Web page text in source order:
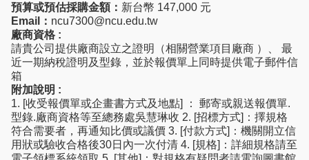
預算或預估採購金額： 新台幣 147,000 元
Email： ncu7300@ncu.edu.tw
廠商資格 :
請貴公司提供廠商設立之證明（相關營業項目廠商 ）、 最
近一期納稅證明及型錄，並於報價單上同時提供電子郵件信
箱
附加說明 :
1. [收受報價單或企畫書方式及地點] ： 郵寄或親送報價單.
型錄.廠商資格等至總務處吳慧琳收 2. [招標方式]：擇規格
符合需要者，再通知比價或議價 3. [付款方式]：機關開立信
用狀或驗收合格後30日內一次付清 4. [規格]：詳細規格請至